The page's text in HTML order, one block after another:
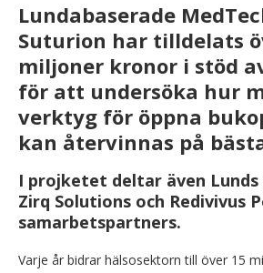
Lundabaserade
Suturion har tilldelats
miljoner kronor i stöd
för att undersöka hur
verktyg för öppna
kan återvinnas på
I projketet deltar även
Zirq Solutions och Redivivus
samarbetspartners.
Varje år bidrar hälsosektorn till över 15